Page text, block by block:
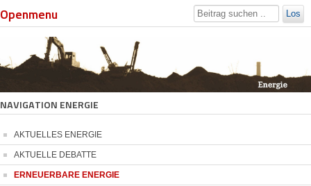
Openmenu Los
NAVIGATION ENERGIE
AKTUELLES ENERGIE
AKTUELLE DEBATTE
ERNEUERBARE ENERGIE